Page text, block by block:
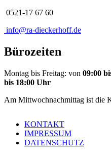
0521-17 67 60
info@ra-dieckerhoff.de
Bürozeiten
Montag bis Freitag: von 09:00
bis 18:00 Uhr
Am Mittwochnachmittag ist die
KONTAKT
IMPRESSUM
DATENSCHUTZ